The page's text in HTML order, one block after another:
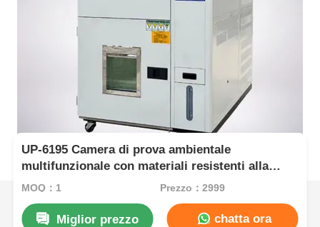
UP-6195 Camera di prova ambientale
multifunzionale con materiali resistenti alla
corrosione di alta resistenza e dimensioni
MOQ：1 Prezzo：2999
Miglior prezzo chatta ora